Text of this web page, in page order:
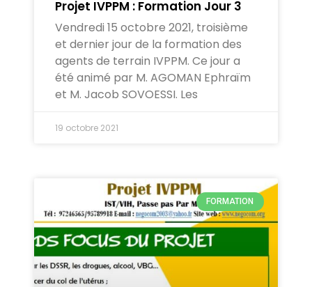
Projet IVPPM : Formation Jour 3
Vendredi 15 octobre 2021, troisième
et dernier jour de la formation des
agents de terrain IVPPM. Ce jour a
été animé par M. AGOMAN Ephraïm
et M. Jacob SOVOESSI. Les
19 octobre 2021
FORMATION